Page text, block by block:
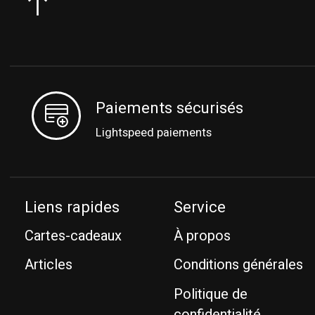
Paiements sécurisés
Lightspeed paiements
Liens rapides
Cartes-cadeaux
Articles
Service
À propos
Conditions générales
Politique de